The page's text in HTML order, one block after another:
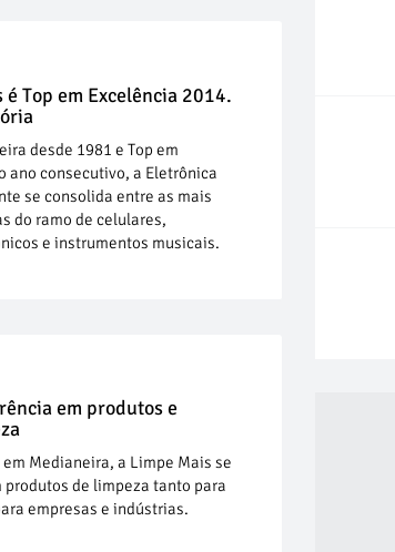
Top em Excelência 2014.
desde 1981 e Top em
ano consecutivo, a Eletrônica
se consolida entre as mais
do ramo de celulares,
e instrumentos musicais.
em produtos e
Medianeira, a Limpe Mais se
de limpeza tanto para
empresas e indústrias.